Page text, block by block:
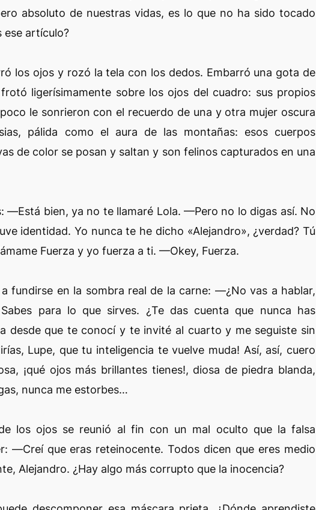
absoluto de nuestras vidas, es lo que no ha sido tocado
ese artículo?
los ojos y rozó la tela con los dedos. Embarró una gota de
ligerísimamente sobre los ojos del cuadro: sus propios
le sonrieron con el recuerdo de una y otra mujer oscura
pálida como el aura de las montañas: esos cuerpos
de color se posan y saltan y son felinos capturados en una
—Está bien, ya no te llamaré Lola. —Pero no lo digas así. No
identidad. Yo nunca te he dicho «Alejandro», ¿verdad? Tú
Fuerza y yo fuerza a ti. —Okey, Fuerza.
fundirse en la sombra real de la carne: —¿No vas a hablar,
para lo que sirves. ¿Te das cuenta que nunca has
desde que te conocí y te invité al cuarto y me seguiste sin
Lupe, que tu inteligencia te vuelve muda! Así, así, cuero
¡qué ojos más brillantes tienes!, diosa de piedra blanda,
nunca me estorbes…
los ojos se reunió al fin con un mal oculto que la falsa
—Creí que eras reteinocente. Todos dicen que eres medio
Alejandro. ¿Hay algo más corrupto que la inocencia?